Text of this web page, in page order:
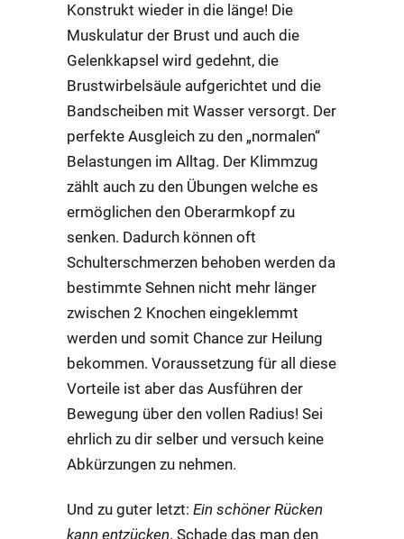
Konstrukt wieder in die länge! Die
Muskulatur der Brust und auch die
Gelenkkapsel wird gedehnt, die
Brustwirbelsäule aufgerichtet und die
Bandscheiben mit Wasser versorgt. Der
perfekte Ausgleich zu den „normalen“
Belastungen im Alltag. Der Klimmzug
zählt auch zu den Übungen welche es
ermöglichen den Oberarmkopf zu
senken. Dadurch können oft
Schulterschmerzen behoben werden da
bestimmte Sehnen nicht mehr länger
zwischen 2 Knochen eingeklemmt
werden und somit Chance zur Heilung
bekommen. Voraussetzung für all diese
Vorteile ist aber das Ausführen der
Bewegung über den vollen Radius! Sei
ehrlich zu dir selber und versuch keine
Abkürzungen zu nehmen.
Und zu guter letzt: Ein schöner Rücken
kann entzücken. Schade das man den